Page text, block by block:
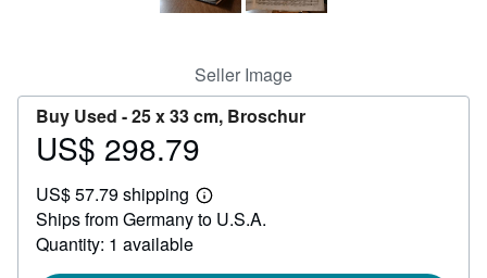
Seller Image
Buy Used -25 x 33 cm, Broschur
Price
298.79
US$ 298.79
US$ 57.79 shipping
Learn
more
Ships from Germany to U.S.A.
Quantity: 1 available